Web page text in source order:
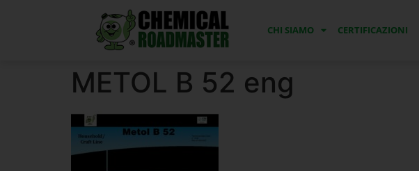
CHI SIAMO CERTIFICAZIONI
METOL B 52 eng